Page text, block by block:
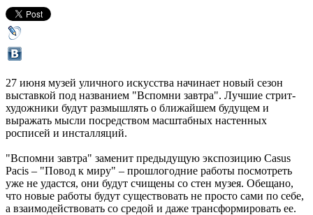
27 июня музей уличного искусства начинает новый сезон
выставкой под названием "Вспомни завтра". Лучшие стрит-
художники будут размышлять о ближайшем будущем и
выражать мысли посредством масштабных настенных
росписей и инсталляций.
"Вспомни завтра" заменит предыдущую экспозицию Casus
Pacis – "Повод к миру" – прошлогодние работы посмотреть
уже не удастся, они будут счищены со стен музея. Обещано,
что новые работы будут существовать не просто сами по себе,
а взаимодействовать со средой и даже трансформировать ее.